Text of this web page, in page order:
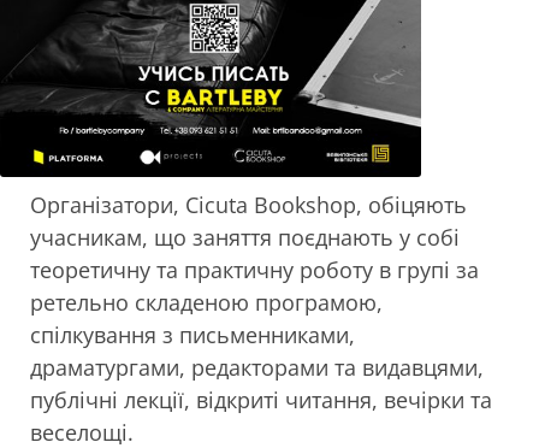
Організатори, Cicuta Bookshop, обіцяють
учасникам, що заняття поєднають у собі
теоретичну та практичну роботу в групі за
ретельно складеною програмою,
спілкування з письменниками,
драматургами, редакторами та видавцями,
публічні лекції, відкриті читання, вечірки та
веселощі.